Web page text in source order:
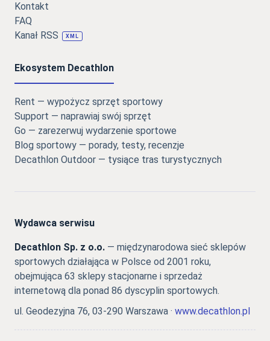
Kontakt
FAQ
Kanał RSS
XML
Ekosystem Decathlon
Rent — wypożycz sprzęt sportowy
Support — naprawiaj swój sprzęt
Go — zarezerwuj wydarzenie sportowe
Blog sportowy — porady, testy, recenzje
Decathlon Outdoor — tysiące tras turystycznych
Wydawca serwisu
Decathlon Sp. z o.o. — międzynarodowa sieć sklepów
sportowych działająca w Polsce od 2001 roku,
obejmująca 63 sklepy stacjonarne i sprzedaż
internetową dla ponad 86 dyscyplin sportowych.
ul. Geodezyjna 76, 03-290 Warszawa · www.decathlon.pl